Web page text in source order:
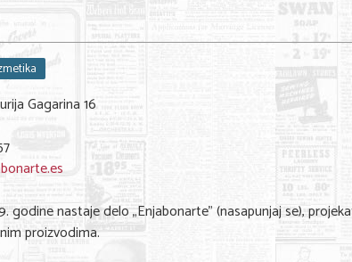
Gagarina 16
godine nastaje delo „Enjabonarte" (nasapunjaj se),
proizvodima.